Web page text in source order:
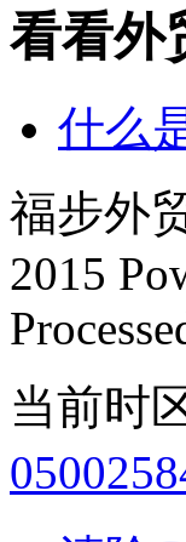
看看外
什么
福步外
2015
当前时